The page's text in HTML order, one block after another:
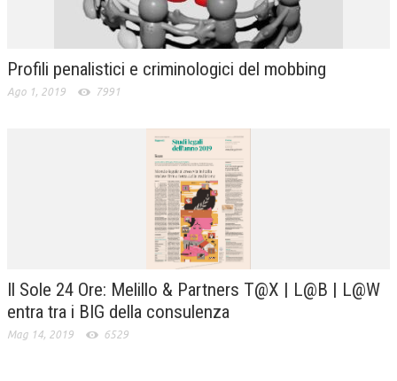
Profili penalistici e criminologici del mobbing
Ago 1, 2019 7991
Il Sole 24 Ore: Melillo & Partners T@X | L@B | L@W
entra tra i BIG della consulenza
Mag 14, 2019 6529